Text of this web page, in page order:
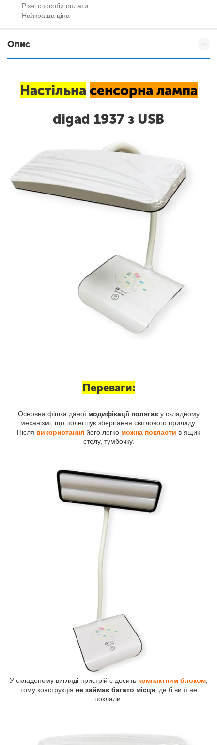
Різні способи оплати
Найкраща ціна
Опис
Настільна сенсорна лампа
digad 1937 з USB
Переваги:
Основна фішка даної модифікації полягаєу складному
механізмі, що полегшує зберігання світлового приладу.
Після використання його легко можна покласти в ящик
столу, тумбочку.
У складеному вигляді пристрій є досить компактним блоком,
тому конструкція не займає багато місця, де б ви її не
поклали.